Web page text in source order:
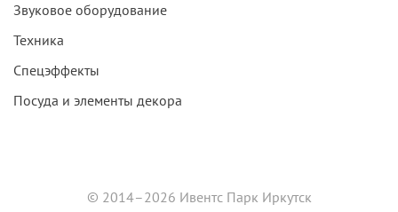
Звуковое оборудование
Техника
Спецэффекты
Посуда и элементы декора
© 2014–2026 Ивентс Парк Иркутск